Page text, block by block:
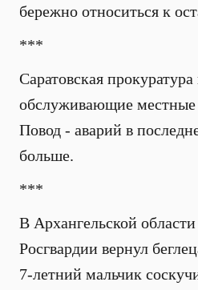
бережно относиться к
***
Саратовская
обслуживающие
Повод - аварий в
больше.
***
В Архангельской
Росгвардии вернул
7-летний мальчик